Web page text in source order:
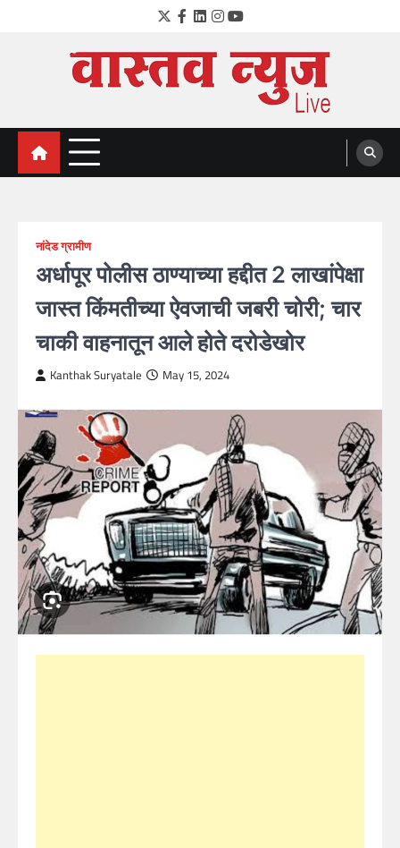
Twitter
Facebook
LinkedIn
Instagram
YouTube
VastavNEWSLive.com
a leading NEWS portal of Maharahstra
नांदेड ग्रामीण
अर्धापूर पोलीस ठाण्याच्या हद्दीत 2 लाखांपेक्षा
जास्त किंमतीच्या ऐवजाची जबरी चोरी; चार
चाकी वाहनातून आले होते दरोडेखोर
Kanthak Suryatale May 15, 2024